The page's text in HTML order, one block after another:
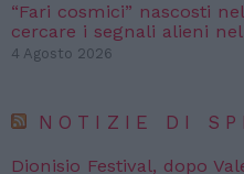
“Fari cosmici” nascosti
cercare i segnali alieni
4 Agosto 2026
NOTIZIE DI
Dionisio Festival, dopo